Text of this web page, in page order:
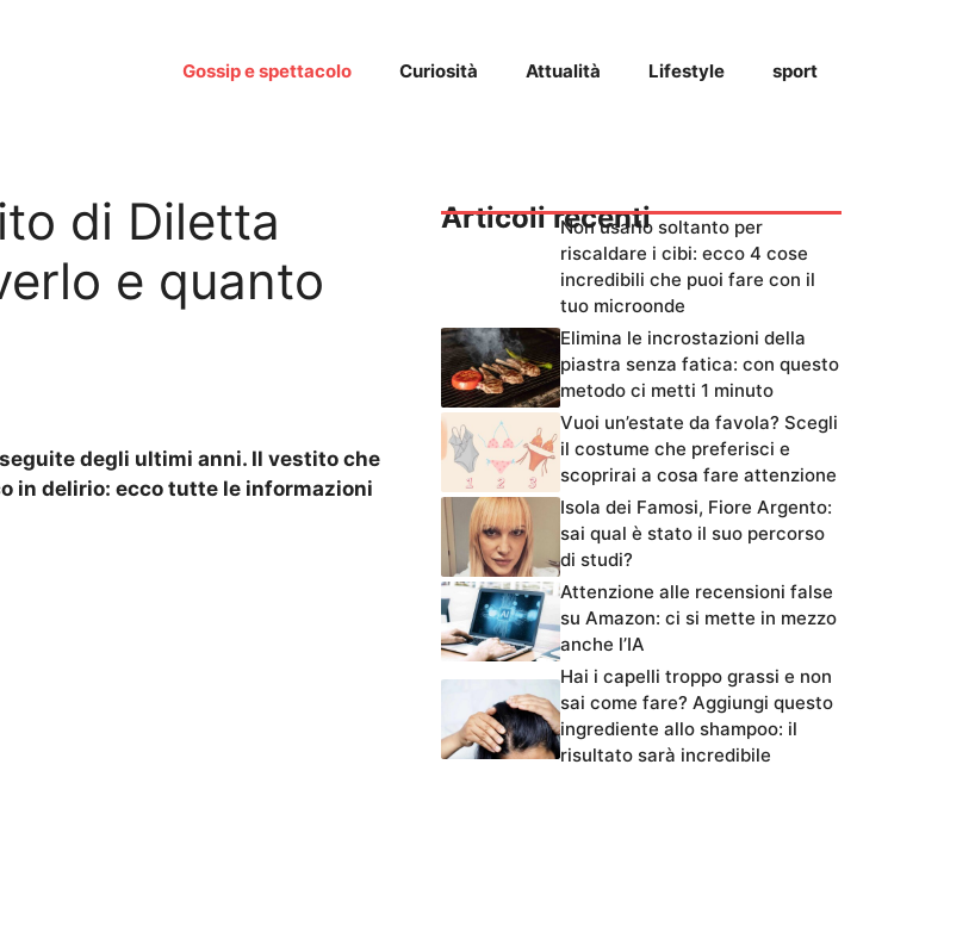
Gossip e spettacolo Curiosità Attualità Lifestyle sport
di Diletta
e quanto
degli ultimi anni. Il vestito che
in delirio: ecco tutte le informazioni
Articoli recentiNon usarlo soltanto per
riscaldare i cibi: ecco 4 cose
incredibili che puoi fare con il
tuo microonde
Elimina le incrostazioni della
piastra senza fatica: con questo
metodo ci metti 1 minuto
Vuoi un’estate da favola? Scegli
il costume che preferisci e
scoprirai a cosa fare attenzione
Isola dei Famosi, Fiore Argento:
sai qual è stato il suo percorso
di studi?
Attenzione alle recensioni false
su Amazon: ci si mette in mezzo
anche l’IA
Hai i capelli troppo grassi e non
sai come fare? Aggiungi questo
ingrediente allo shampoo: il
risultato sarà incredibile